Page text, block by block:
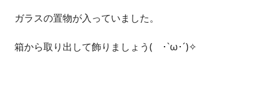
ガラスの置物が入っていました。
箱から取り出して飾りましょう( ･`ω･´)✧